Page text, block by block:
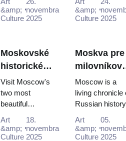
with the Moscow
Pass, gaining
and unfor...
&amp;
Culture
novembra
2025
Moscow
scene for free:
GES-2 House
Winzavod all
inc...
&amp;
Culture 2025
Moskovské
historické
kláštory:
Novodievičí a
Donskij s
Moskovským
pasom
Visit Moscow's
two most
beautiful
UNESCO-listed
Novodevichy and
Art
&amp;
Culture
18.
novembra
2025
Moskva pre
milovníkov
histórie:
Úplná
osová
exkurzia s
pasom
Moscow is a
living chronicle
Russian
street and
building holds
Art
&amp;
Culture
05.
2025